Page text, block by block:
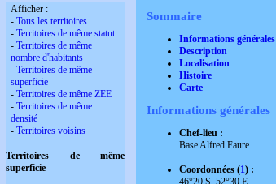
Afficher :
-Tous les territoires
-Territoires de même statut
-Territoires de même
nombre d'habitants
-Territoires de même
superficie
-Territoires de même ZEE
-Territoires de même
densité
-Territoires voisins
Territoires de même
superficie
Sommaire
Informations générales
Description
Localisation
Histoire
Carte
Informations générales
Chef-lieu :
Base Alfred Faure
Coordonnées (1) :